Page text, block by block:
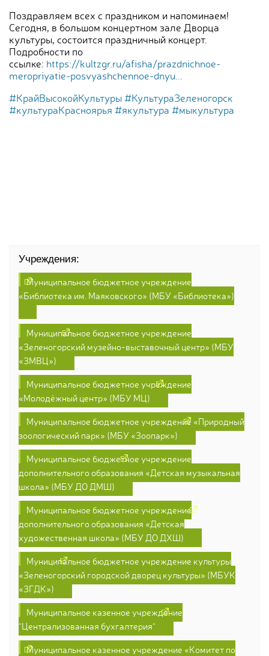
Поздравляем всех с праздником и напоминаем!
Сегодня, в большом концертном зале Дворца
культуры, состоится праздничный концерт.
Подробности по
ссылке: https://kultzgr.ru/afisha/prazdnichnoe-
meropriyatie-posvyashchennoe-dnyu...
#КрайВысокойКультуры #КультураЗеленогорск
#культураКрасноярья #якультура #мыкультура
Учреждения:
Муниципальное бюджетное учреждение
«Библиотека им. Маяковского» (МБУ «Библиотека»)
Муниципальное бюджетное учреждение
«Зеленогорский музейно-выставочный центр» (МБУ
«ЗМВЦ»)
Муниципальное бюджетное учреждение
«Молодёжный центр» (МБУ МЦ)
Муниципальное бюджетное учреждение «Природный
зоологический парк» (МБУ «Зоопарк»)
Муниципальное бюджетное учреждение
дополнительного образования «Детская музыкальная
школа» (МБУ ДО ДМШ)
Муниципальное бюджетное учреждение
дополнительного образования «Детская
художественная школа» (МБУ ДО ДХШ)
Муниципальное бюджетное учреждение культуры
«Зеленогорский городской дворец культуры» (МБУК
«ЗГДК»)
Муниципальное казенное учреждение
"Централизованная бухгалтерия"
Муниципальное казенное учреждение «Комитет по